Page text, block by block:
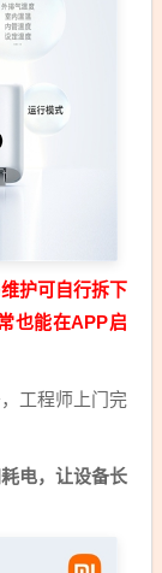
护可自行拆下
也能在APP启
工程师上门完
电，让设备长